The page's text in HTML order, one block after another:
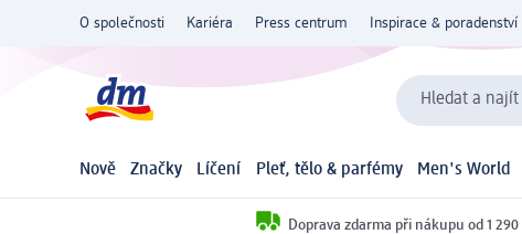
O společnosti Kariéra Press centrum Inspirace & poradenství
Hledat a najít
Nově Značky Líčení Pleť, tělo & parfémy Men's World
Doprava zdarma při nákupu od 1 290